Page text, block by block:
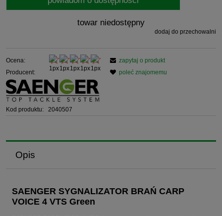
towar niedostępny
dodaj do przechowalni
Ocena:
Producent:
Kod produktu: 2040507
zapytaj o produkt
poleć znajomemu
Opis
SAENGER SYGNALIZATOR BRAŃ CARP
VOICE 4 VTS Green